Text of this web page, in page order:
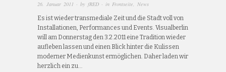
26. Januar 2011 · by fRED · in Frontseite, News
Es ist wieder transmediale Zeit und die Stadt voll von
Installationen, Performances und Events. Visualberlin
will am Donnerstag den 3.2.2011 eine Tradition wieder
aufleben lassen und einen Blick hinter die Kulissen
moderner Medienkunst ermöglichen. Daher laden wir
herzlich ein zu…